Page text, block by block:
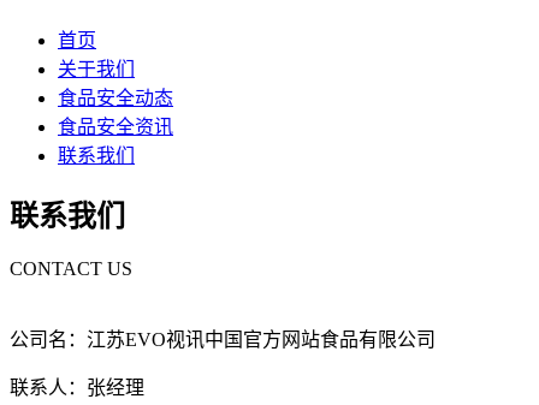
首页
关于我们
食品安全动态
食品安全资讯
联系我们
联系我们
CONTACT US
公司名：江苏EVO视讯中国官方网站食品有限公司
联系人：张经理